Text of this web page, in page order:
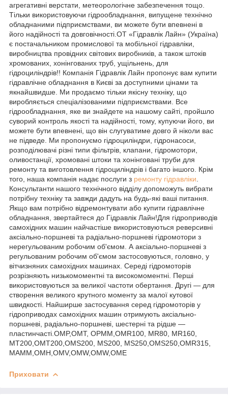
агрегативні верстати, метеорологічне забезпечення тощо.
Тільки використовуючи гідрообладнання, випущене технічно
обладнаними підприємствами, ви можете бути впевнені в
його надійності та довговічності.ОТ «Гідравлік Лайн» (Україна)
є постачальником промислової та мобільної гідравліки,
виробництва провідних світових виробників, а також штоків
хромованих, хонінгованих труб, ущільнень, для
гідроциліндрів!! Компанія Гідравлік Лайн пропонує вам купити
гідравлічне обладнання в Києві за доступними цінами та
якнайшвидше. Ми продаємо тільки якісну техніку, що
виробляється спеціалізованими підприємствами. Все
гідрообладнання, яке ви знайдете на нашому сайті, пройшло
суворий контроль якості та надійності, тому, купуючи його, ви
можете бути впевнені, що він слугуватиме довго й ніколи вас
не підведе. Ми пропонуємо гідроциліндри, гідронасоси,
розподілювачі різні типи фільтрів, клапани, гідромотори,
оливостанції, хромовані штоки та хонінговані труби для
ремонту та виготовлення гідроциліндрів і багато іншого. Крім
того, наша компанія надає послуги з ремонту гідравліки
Консультанти нашого технічного відділу допоможуть вибрати
потрібну техніку та завжди дадуть на будь-які ваші питання.
Якщо вам потрібно відремонтувати або купити гідравлічне
обладнання, звертайтеся до Гідравлік Лайн!Для гідроприводів
самохідних машин найчастіше використовуються реверсивні
аксіально-поршневі та радіально-поршневі гідромотори з
нерегульованим робочим об'ємом. А аксіально-поршневі з
регульованим робочим об'ємом застосовуються, головно, у
вітчизняних самохідних машинах. Середі гідромоторів
розрізняють низькомоментні та високомоментні. Перші
використовуються за великої частоти обертання. Другі — для
створення великого крутного моменту за малої кутової
швидкості. Найширше застосування серед гідромоторів у
гідроприводах самохідних машин отримують аксіально-
поршневі, радіально-поршневі, шестерні та рідше —
пластинчасті.OMP,OMT, OPMM,OMR100, MR80, MR160,
MT200,OMT200,OMS200, MS200, MS250,OMS250,OMR315,
MAMM,OMH,OMV,OMW,OMW,OME
Приховати